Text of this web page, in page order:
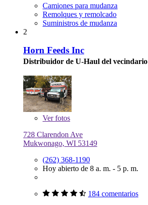
Camiones para mudanza
Remolques y remolcado
Suministros de mudanza
2
Horn Feeds Inc
Distribuidor de U-Haul del vecindario
Verfotos
728 Clarendon Ave
Mukwonago, WI 53149
(262) 368-1190
Hoy abierto de 8 a. m. - 5 p. m.
184 comentarios